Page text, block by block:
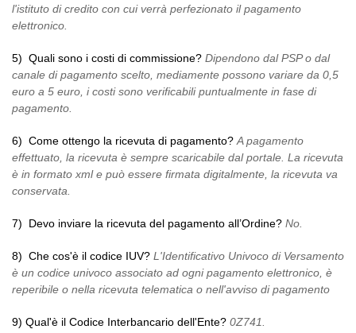
l'istituto di credito con cui verrà perfezionato il pagamento
elettronico.
5) Quali sono i costi di commissione? Dipendono dal PSP o dal
canale di pagamento scelto, mediamente possono variare da 0,5
euro a 5 euro, i costi sono verificabili puntualmente in fase di
pagamento.
6) Come ottengo la ricevuta di pagamento?A pagamento
effettuato, la ricevuta è sempre scaricabile dal portale. La ricevuta
è in formato xml e può essere firmata digitalmente, la ricevuta va
conservata.
7) Devo inviare la ricevuta del pagamento all’Ordine? No.
8) Che cos'è il codice IUV? L'Identificativo Univoco di Versamento
è un codice univoco associato ad ogni pagamento elettronico, è
reperibile o nella ricevuta telematica o nell'avviso di pagamento
9) Qual'è il Codice Interbancario dell'Ente? 0Z741.